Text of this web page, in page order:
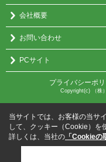
会社概要
お問い合わせ
PCサイト
プライバシーポ
Copyright(c) （株
当サイトでは、お客様の当サ
して、クッキー（Cookie）を
詳しくは、当社の 「Cookieの